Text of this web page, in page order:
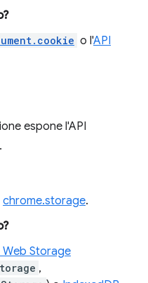
o l'API
espone l'API
chrome.storage.
Web Storage
,